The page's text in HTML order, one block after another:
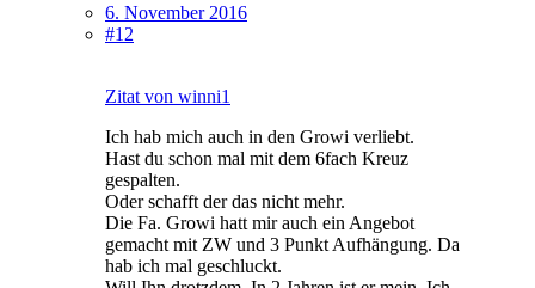
6. November 2016
#12
Zitat von winni1
Ich hab mich auch in den Growi verliebt.
Hast du schon mal mit dem 6fach Kreuz
gespalten.
Oder schafft der das nicht mehr.
Die Fa. Growi hatt mir auch ein Angebot
gemacht mit ZW und 3 Punkt Aufhängung. Da
hab ich mal geschluckt.